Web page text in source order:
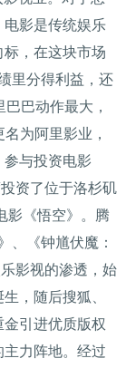
影是传统娱乐
，在这块市场
里分得利益，还
巴动作最大，
为阿里影业，
与投资电影
资了位于洛杉矶
影《悟空》。腾
、《钟馗伏魔：
影视的渗透，始
，随后搜狐、
引进优质版权
力阵地。经过